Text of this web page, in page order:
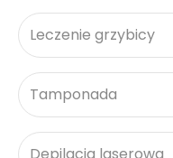
Leczenie grzybicy
Tamponada